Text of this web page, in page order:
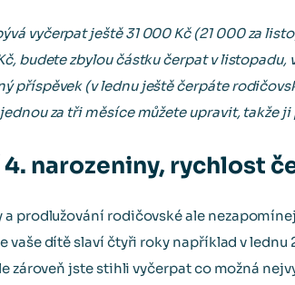
vyčerpat ještě 31 000 Kč (21 000 za
budete zbylou částku čerpat v listopadu,
příspěvek (v lednu ještě čerpáte
za tři měsíce můžete upravit, takže
narozeniny, rychlost
prodlužování rodičovské ale
vaše dítě slaví čtyři roky například v
zároveň jste stihli vyčerpat co možná